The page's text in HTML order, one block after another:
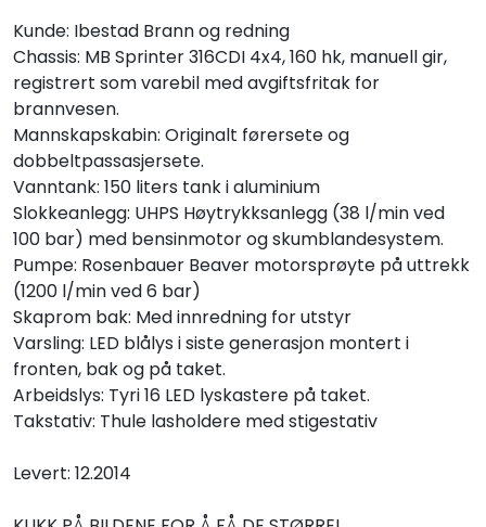
Kunde: Ibestad Brann og redning
Chassis: MB Sprinter 316CDI 4x4, 160 hk, manuell gir,
registrert som varebil med avgiftsfritak for
brannvesen.
Mannskapskabin: Originalt førersete og
dobbeltpassasjersete.
Vanntank: 150 liters tank i aluminium
Slokkeanlegg: UHPS Høytrykksanlegg (38 l/min ved
100 bar) med bensinmotor og skumblandesystem.
Pumpe: Rosenbauer Beaver motorsprøyte på uttrekk
(1200 l/min ved 6 bar)
Skaprom bak: Med innredning for utstyr
Varsling: LED blålys i siste generasjon montert i
fronten, bak og på taket.
Arbeidslys: Tyri 16 LED lyskastere på taket.
Takstativ: Thule lasholdere med stigestativ
Levert: 12.2014